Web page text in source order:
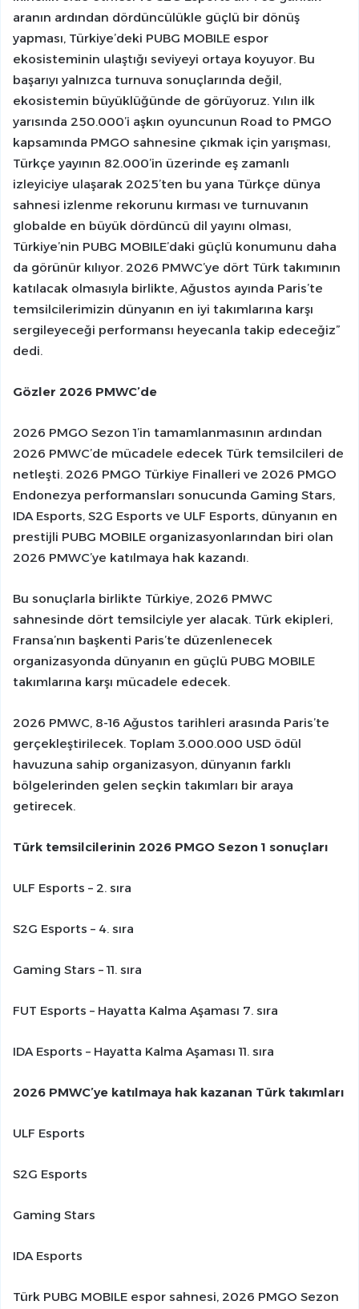
aranın ardından dördüncülükle güçlü bir dönüş
yapması, Türkiye’deki PUBG MOBILE espor
ekosisteminin ulaştığı seviyeyi ortaya koyuyor. Bu
başarıyı yalnızca turnuva sonuçlarında değil,
ekosistemin büyüklüğünde de görüyoruz. Yılın ilk
yarısında 250.000’i aşkın oyuncunun Road to PMGO
kapsamında PMGO sahnesine çıkmak için yarışması,
Türkçe yayının 82.000’in üzerinde eş zamanlı
izleyiciye ulaşarak 2025’ten bu yana Türkçe dünya
sahnesi izlenme rekorunu kırması ve turnuvanın
globalde en büyük dördüncü dil yayını olması,
Türkiye’nin PUBG MOBILE’daki güçlü konumunu daha
da görünür kılıyor. 2026 PMWC’ye dört Türk takımının
katılacak olmasıyla birlikte, Ağustos ayında Paris’te
temsilcilerimizin dünyanın en iyi takımlarına karşı
sergileyeceği performansı heyecanla takip edeceğiz”
dedi.
Gözler 2026 PMWC’de
2026 PMGO Sezon 1’in tamamlanmasının ardından
2026 PMWC’de mücadele edecek Türk temsilcileri de
netleşti. 2026 PMGO Türkiye Finalleri ve 2026 PMGO
Endonezya performansları sonucunda Gaming Stars,
IDA Esports, S2G Esports ve ULF Esports, dünyanın en
prestijli PUBG MOBILE organizasyonlarından biri olan
2026 PMWC’ye katılmaya hak kazandı.
Bu sonuçlarla birlikte Türkiye, 2026 PMWC
sahnesinde dört temsilciyle yer alacak. Türk ekipleri,
Fransa’nın başkenti Paris’te düzenlenecek
organizasyonda dünyanın en güçlü PUBG MOBILE
takımlarına karşı mücadele edecek.
2026 PMWC, 8-16 Ağustos tarihleri arasında Paris’te
gerçekleştirilecek. Toplam 3.000.000 USD ödül
havuzuna sahip organizasyon, dünyanın farklı
bölgelerinden gelen seçkin takımları bir araya
getirecek.
Türk temsilcilerinin 2026 PMGO Sezon 1 sonuçları
ULF Esports – 2. sıra
S2G Esports – 4. sıra
Gaming Stars – 11. sıra
FUT Esports – Hayatta Kalma Aşaması 7. sıra
IDA Esports – Hayatta Kalma Aşaması 11. sıra
2026 PMWC’ye katılmaya hak kazanan Türk takımları
ULF Esports
S2G Esports
Gaming Stars
IDA Esports
Türk PUBG MOBILE espor sahnesi, 2026 PMGO Sezon